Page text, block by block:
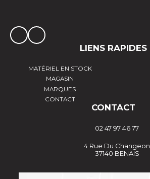
LIENS RAPIDES
MATÉRIEL EN STOCK
MAGASIN
MARQUES
CONTACT
CONTACT
02 47 97 46 77
4 Rue Du Changeon
37140 BENAIS